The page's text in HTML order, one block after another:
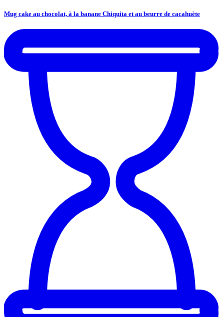
Mug cake au chocolat, à la banane Chiquita et au beurre de cacahuète